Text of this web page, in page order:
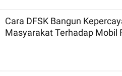
Cara DFSK Bangun
Masyarakat Terhadap Mobil